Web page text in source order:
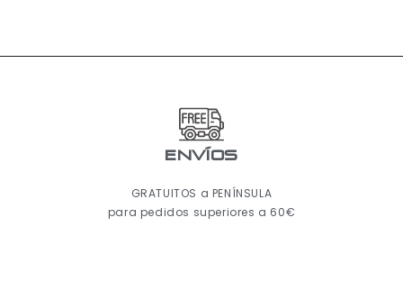
ENVÍOS
GRATUITOS a PENÍNSULA
para pedidos superiores a 60€